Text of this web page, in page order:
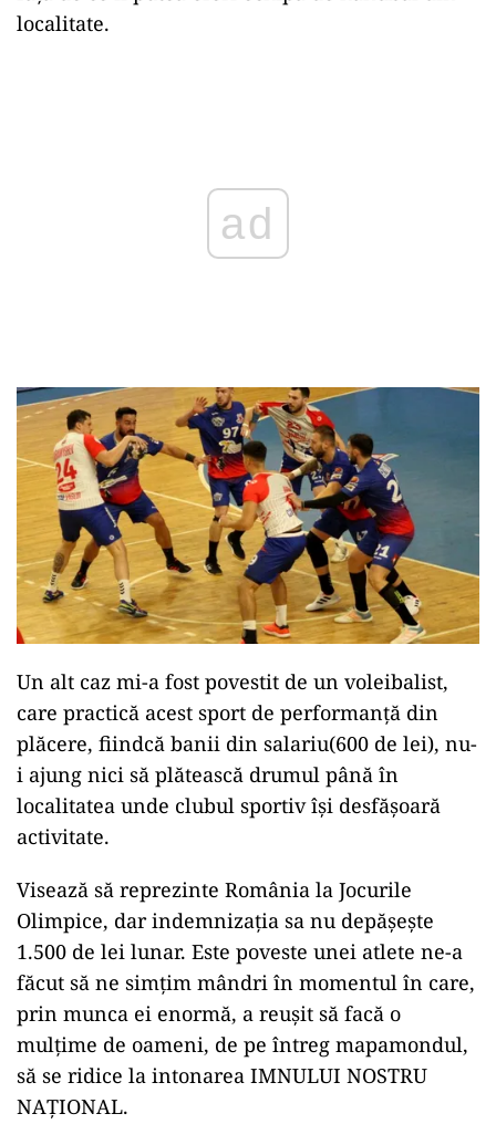
localitate.
Un alt caz mi-a fost povestit de un voleibalist,
care practică acest sport de performanță din
plăcere, fiindcă banii din salariu(600 de lei), nu-
i ajung nici să plătească drumul până în
localitatea unde clubul sportiv își desfășoară
activitate.
Visează să reprezinte România la Jocurile
Olimpice, dar indemnizația sa nu depășește
1.500 de lei lunar. Este poveste unei atlete ne-a
făcut să ne simțim mândri în momentul în care,
prin munca ei enormă, a reușit să facă o
mulțime de oameni, de pe întreg mapamondul,
să se ridice la intonarea IMNULUI NOSTRU
NAȚIONAL.